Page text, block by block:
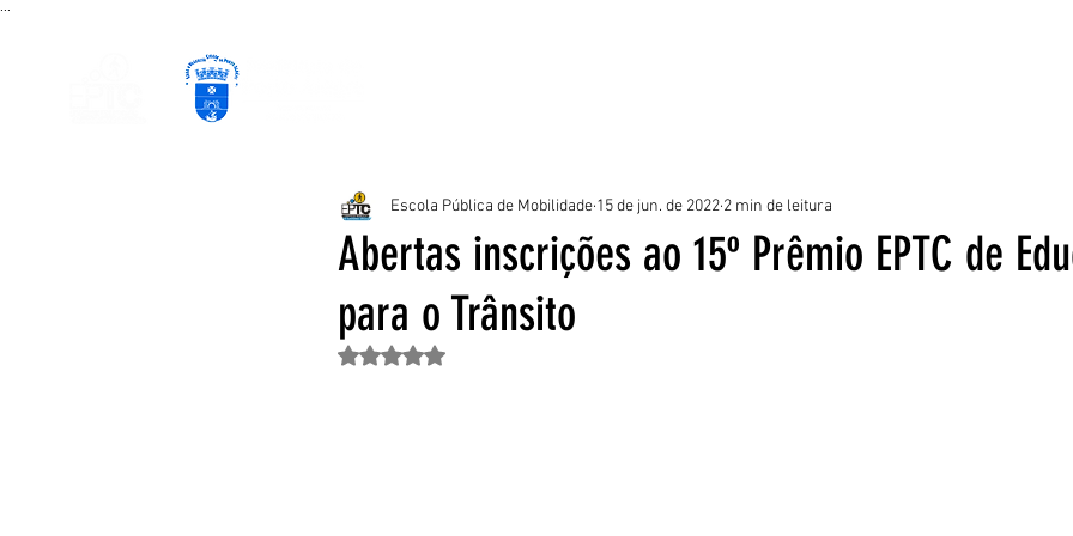
Abertas inscrições ao 15º Prêmio EPTC de
para o Trânsito
Escola Pública de Mobilidade 15 de jun. de 2022 2 min de leitura
Avaliado com NaN de 5 estrelas.